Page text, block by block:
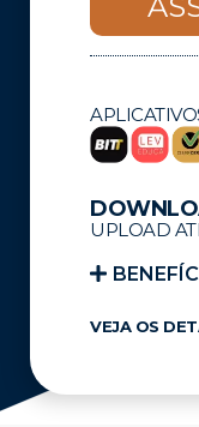
UPLOAD
VEJA OS